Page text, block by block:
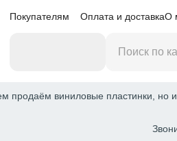
Покупателям Оплата и доставкаО
продаём виниловые пластинки, но